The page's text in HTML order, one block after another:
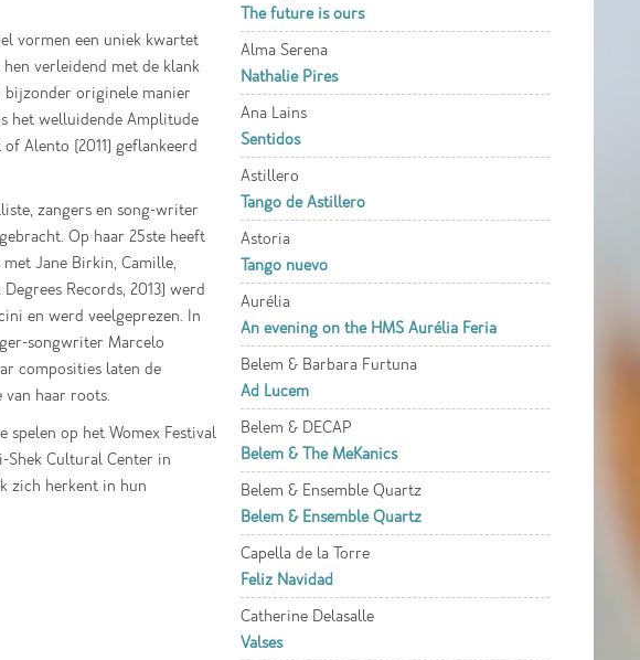
vormen een uniek kwartet
verleidend met de klank
bijzonder originele manier
het welluidende Amplitude
Alento (2011) geflankeerd
zangers en song-writer
Op haar 25ste heeft
Jane Birkin, Camille,
Records, 2013) werd
en werd veelgeprezen. In
songwriter Marcelo
composities laten de
haar roots.
spelen op het Womex Festival
Shek Cultural Center in
zich herkent in hun
The future is ours
Alma Serena
Nathalie Pires
Ana Lains
Sentidos
Astillero
Tango de Astillero
Astoria
Tango nuevo
Aurélia
An evening on the HMS Aurélia Feria
Belem & Barbara Furtuna
Ad Lucem
Belem & DECAP
Belem & The MeKanics
Belem & Ensemble Quartz
Belem & Ensemble Quartz
Capella de la Torre
Feliz Navidad
Catherine Delasalle
Valses